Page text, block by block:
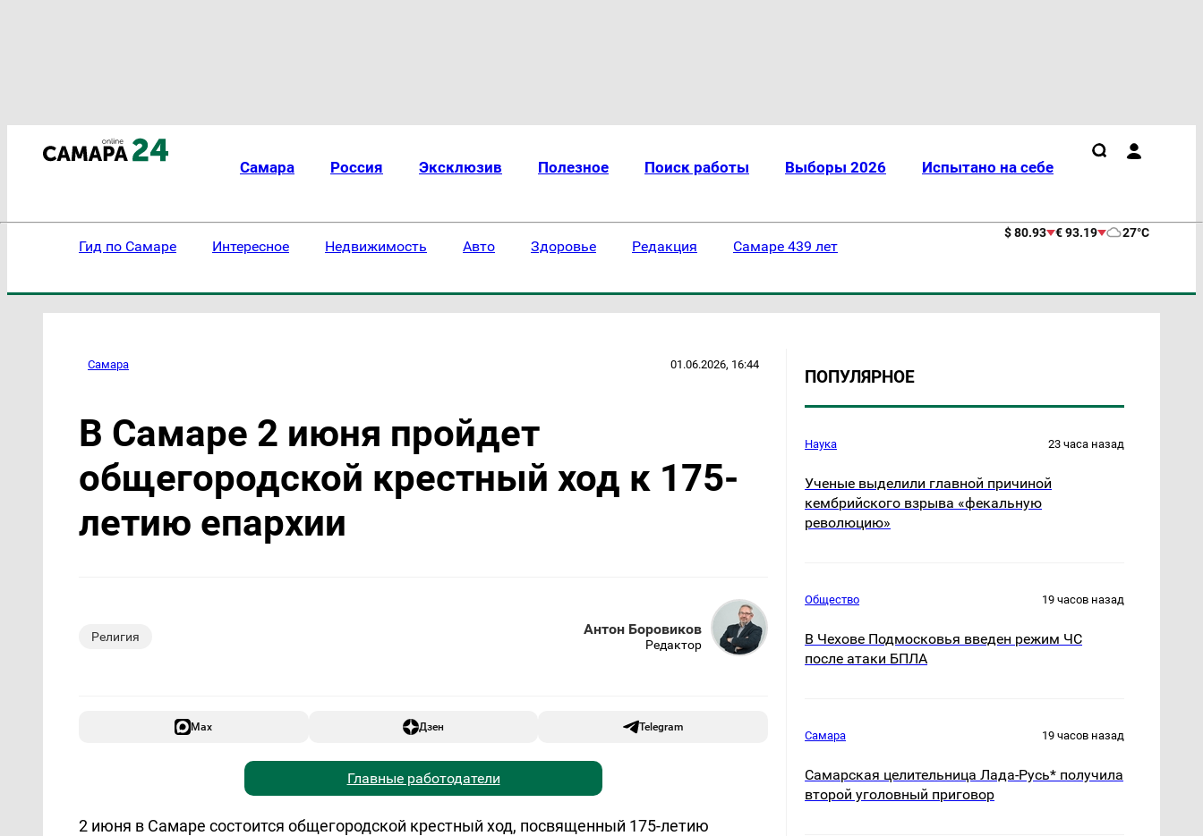
Самара Россия Эксклюзив Полезное Поиск работы Выборы 2026 Испытано на себе
Гид по Самаре Интересное Недвижимость Авто Здоровье Редакция Самаре 439 лет
$ 80.93 € 93.19 27°C
Самара 01.06.2026, 16:44
В Самаре 2 июня пройдет
общегородской крестный ход к 175-
летию епархии
Религия Антон Боровиков
Редактор
Max Дзен Telegram
Главные работодатели
2 июня в Самаре состоится общегородской крестный ход, посвященный 175-летию
ПОПУЛЯРНОЕ
Наука 23 часа назад
Ученые выделили главной причиной
кембрийского взрыва «фекальную
революцию»
Общество 19 часов назад
В Чехове Подмосковья введен режим ЧС
после атаки БПЛА
Самара 19 часов назад
Самарская целительница Лада-Русь* получила
второй уголовный приговор